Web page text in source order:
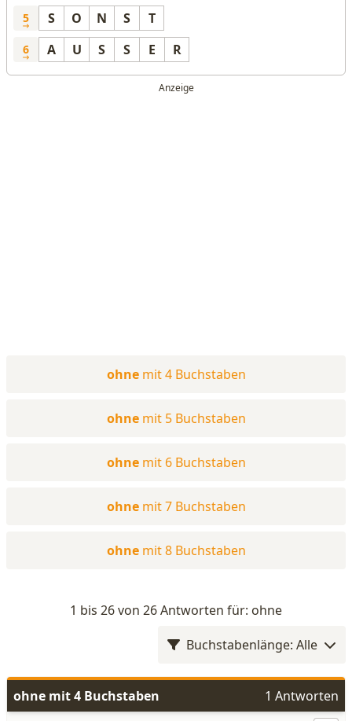
5 S O N S T
6 A U S S E R
ohne mit 4 Buchstaben
ohne mit 5 Buchstaben
ohne mit 6 Buchstaben
ohne mit 7 Buchstaben
ohne mit 8 Buchstaben
1 bis 26 von 26 Antworten für: ohne
Buchstabenlänge: Alle
ohne mit 4 Buchstaben
1 Antworten